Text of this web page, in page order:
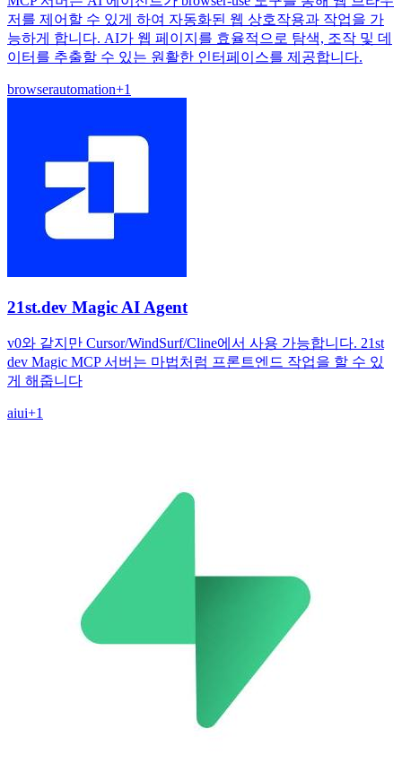
저를 제어할 수 있게 하여 자동화된 웹 상호작용과 작업을 가
능하게 합니다. AI가 웹 페이지를 효율적으로 탐색, 조작 및 데
이터를 추출할 수 있는 원활한 인터페이스를 제공합니다.
browserautomation+1
21st.dev Magic AI Agent
v0와 같지만 Cursor/WindSurf/Cline에서 사용 가능합니다. 21st
dev Magic MCP 서버는 마법처럼 프론트엔드 작업을 할 수 있
게 해줍니다
aiui+1